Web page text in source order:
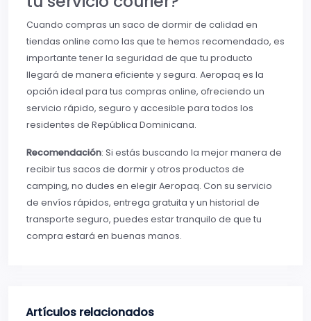
Cuando compras un saco de dormir de calidad en
tiendas online como las que te hemos recomendado, es
importante tener la seguridad de que tu producto
llegará de manera eficiente y segura. Aeropaq es la
opción ideal para tus compras online, ofreciendo un
servicio rápido, seguro y accesible para todos los
residentes de República Dominicana.
Recomendación: Si estás buscando la mejor manera de
recibir tus sacos de dormir y otros productos de
camping, no dudes en elegir Aeropaq. Con su servicio
de envíos rápidos, entrega gratuita y un historial de
transporte seguro, puedes estar tranquilo de que tu
compra estará en buenas manos.
Artículos relacionados